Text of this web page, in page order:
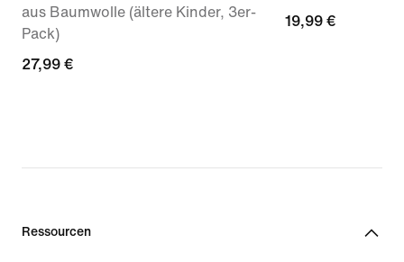
aus Baumwolle (ältere Kinder, 3er-
Pack)
27,99 €
27,99 €
19,99 €
19,99 €
Ressourcen